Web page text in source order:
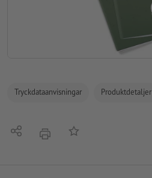
Tryckdataanvisningar Produktdetaljer
Dela erbjudandePå anteckningslistan